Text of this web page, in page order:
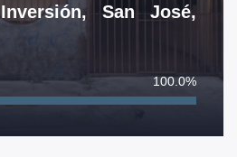
San José,
100.0%